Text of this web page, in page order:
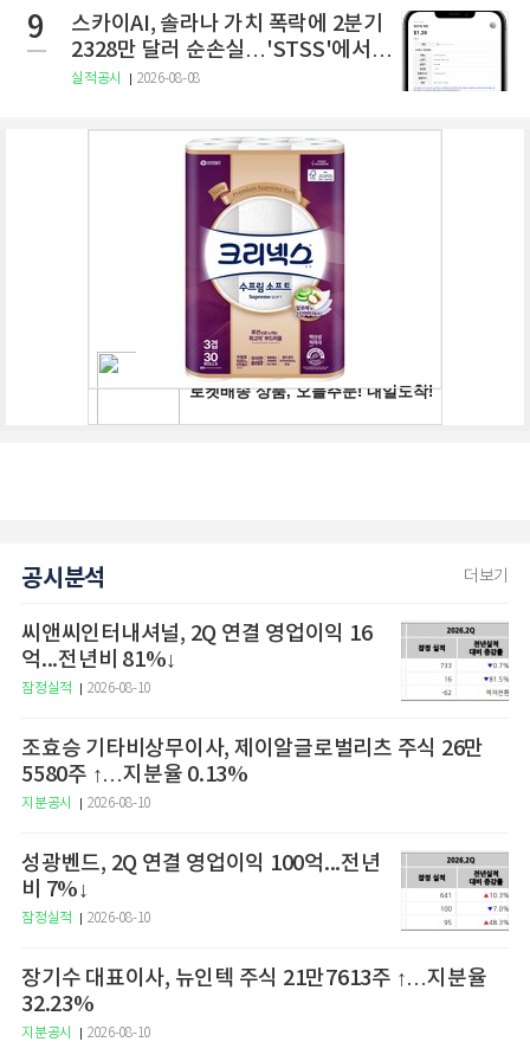
9
스카이AI, 솔라나 가치 폭락에 2분기
2328만 달러 순손실…'STSS'에서
사명·티커 변경 완료
실적공시 2026-08-08
공시분석 더보기
씨앤씨인터내셔널, 2Q 연결 영업이익 16
억...전년비 81%↓
잠정실적 2026-08-10
조효승 기타비상무이사, 제이알글로벌리츠 주식 26만
5580주 ↑…지분율 0.13%
지분공시 2026-08-10
성광벤드, 2Q 연결 영업이익 100억...전년
비 7%↓
잠정실적 2026-08-10
장기수 대표이사, 뉴인텍 주식 21만7613주 ↑…지분율
32.23%
지분공시 2026-08-10